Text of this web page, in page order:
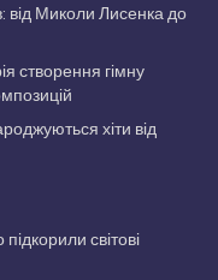
від Миколи Лисенка до
створення гімну
хіти від
світові